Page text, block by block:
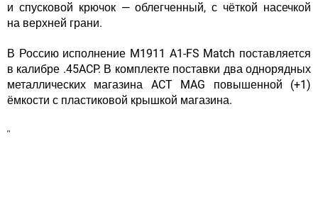
и спусковой крючок — облегченный, с чёткой насечкой
на верхней грани.
В Россию исполнение M1911 A1-FS Match поставляется
в калибре .45ACP. В комплекте поставки два однорядных
металлических магазина ACT MAG повышенной (+1)
ёмкости с пластиковой крышкой магазина.